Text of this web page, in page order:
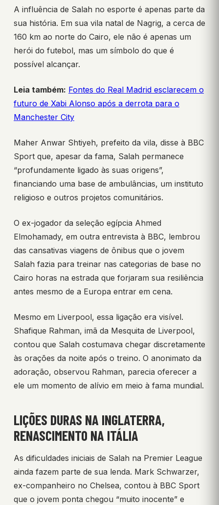
A influência de Salah no esporte é apenas parte da
sua história. Em sua vila natal de Nagrig, a cerca de
160 km ao norte do Cairo, ele não é apenas um
herói do futebol, mas um símbolo do que é
possível alcançar.
Leia também: Fontes do Real Madrid esclarecem o
futuro de Xabi Alonso após a derrota para o
Manchester City
Maher Anwar Shtiyeh, prefeito da vila, disse à BBC
Sport que, apesar da fama, Salah permanece
“profundamente ligado às suas origens”,
financiando uma base de ambulâncias, um instituto
religioso e outros projetos comunitários.
O ex-jogador da seleção egípcia Ahmed
Elmohamady, em outra entrevista à BBC, lembrou
das cansativas viagens de ônibus que o jovem
Salah fazia para treinar nas categorias de base no
Cairo horas na estrada que forjaram sua resiliência
antes mesmo de a Europa entrar em cena.
Mesmo em Liverpool, essa ligação era visível.
Shafique Rahman, imã da Mesquita de Liverpool,
contou que Salah costumava chegar discretamente
às orações da noite após o treino. O anonimato da
adoração, observou Rahman, parecia oferecer a
ele um momento de alívio em meio à fama mundial.
LIÇÕES DURAS NA INGLATERRA,
RENASCIMENTO NA ITÁLIA
As dificuldades iniciais de Salah na Premier League
ainda fazem parte de sua lenda. Mark Schwarzer,
ex-companheiro no Chelsea, contou à BBC Sport
que o jovem ponta chegou “muito inocente” e